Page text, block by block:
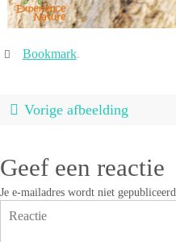
Bookmark.
Vorige afbeelding
Geef een reactie
Je e-mailadres wordt niet gepubliceerd.